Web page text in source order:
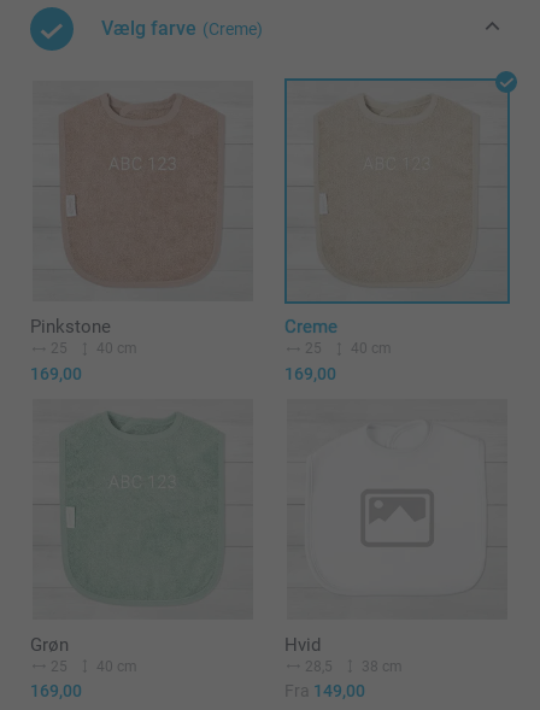
Vælg farve (Creme)
Pinkstone
25 40 cm
169,00
Creme
25 40 cm
169,00
Grøn
25 40 cm
169,00
Hvid
28,5 38 cm
Fra 149,00